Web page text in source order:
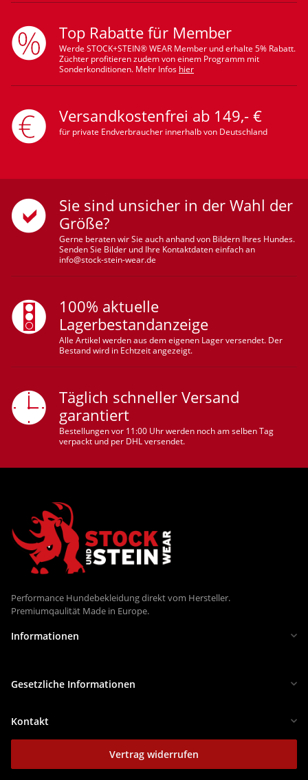
Top Rabatte für Member
Werde STOCK+STEIN® WEAR Member und erhalte 5% Rabatt.
Züchter profitieren zudem von einem Programm mit
Sonderkonditionen. Mehr Infos hier
Versandkostenfrei ab 149,- €
für private Endverbraucher innerhalb von Deutschland
Sie sind unsicher in der Wahl der
Größe?
Gerne beraten wir Sie auch anhand von Bildern Ihres Hundes.
Senden Sie Bilder und Ihre Kontaktdaten einfach an
info@stock-stein-wear.de
100% aktuelle
Lagerbestandanzeige
Alle Artikel werden aus dem eigenen Lager versendet. Der
Bestand wird in Echtzeit angezeigt.
Täglich schneller Versand
garantiert
Bestellungen vor 11:00 Uhr werden noch am selben Tag
verpackt und per DHL versendet.
Performance Hundebekleidung direkt vom Hersteller.
Premiumqaulität Made in Europe.
Informationen
Gesetzliche Informationen
Kontakt
Vertrag widerrufen